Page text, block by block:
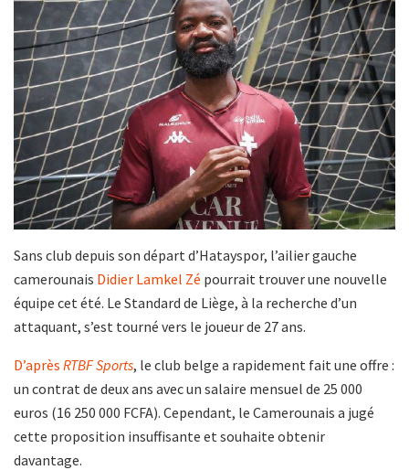
Sans club depuis son départ d’Hatayspor, l’ailier gauche
camerounais Didier Lamkel Zé pourrait trouver une nouvelle
équipe cet été. Le Standard de Liège, à la recherche d’un
attaquant, s’est tourné vers le joueur de 27 ans.
D’après RTBF Sports, le club belge a rapidement fait une offre :
un contrat de deux ans avec un salaire mensuel de 25 000
euros (16 250 000 FCFA). Cependant, le Camerounais a jugé
cette proposition insuffisante et souhaite obtenir
davantage.